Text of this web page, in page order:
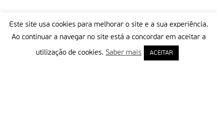
Este site usa cookies para melhorar o site e a sua experiência.
Ao continuar a navegar no site está a concordar em aceitar a
utilização de cookies. Saber mais ACEITAR